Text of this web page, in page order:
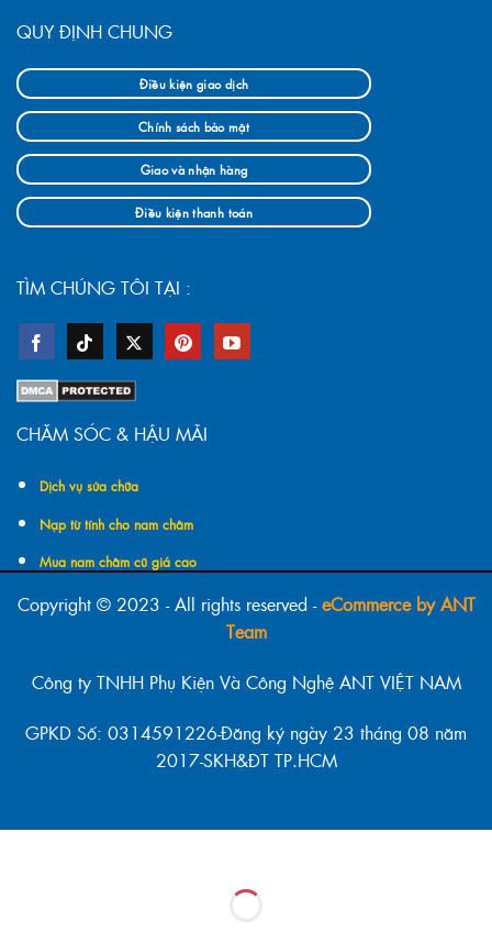
QUY ĐỊNH CHUNG
Điều kiện giao dịch
Chính sách bảo mật
Giao và nhận hàng
Điều kiện thanh toán
TÌM CHÚNG TÔI TẠI :
CHĂM SÓC & HẬU MÃI
Dịch vụ sửa chữa
Nạp từ tính cho nam châm
Mua nam châm cũ giá cao
Copyright © 2023 - All rights reserved -eCommerce by ANT
Team
Công ty TNHH Phụ Kiện Và Công Nghệ ANT VIỆT NAM
GPKD Số: 0314591226-Đăng ký ngày 23 tháng 08 năm
2017-SKH&ĐT TP.HCM